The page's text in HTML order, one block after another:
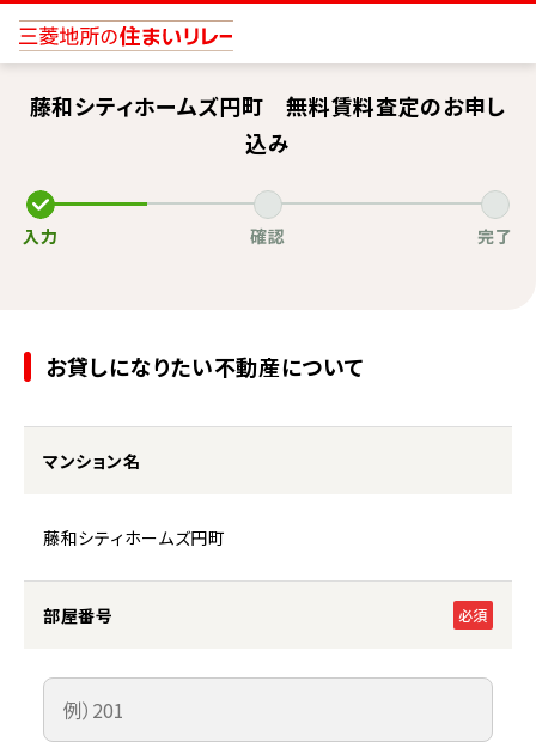
藤和シティホームズ円町 無料賃料査定のお申し
込み
入力 確認 完了
お貸しになりたい不動産について
マンション名
藤和シティホームズ円町
部屋番号 必須